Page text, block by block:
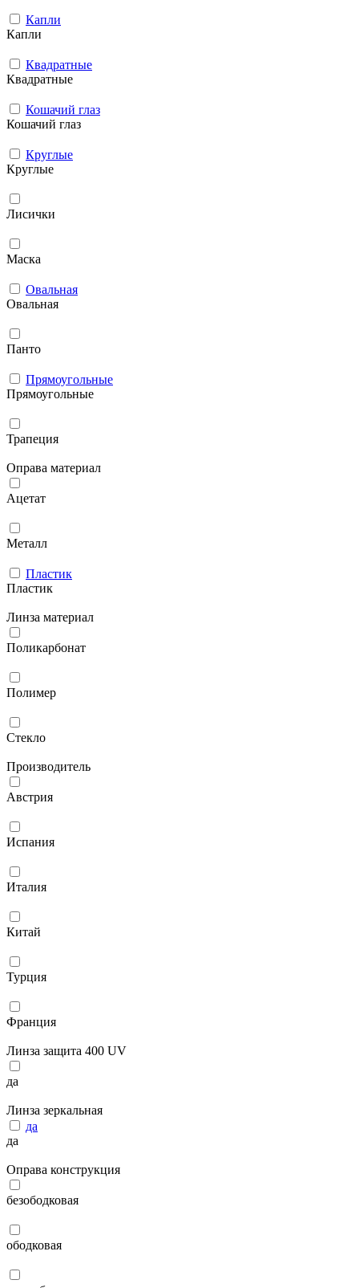
Капли
Капли
Квадратные
Квадратные
Кошачий глаз
Кошачий глаз
Круглые
Круглые
Лисички
Маска
Овальная
Овальная
Панто
Прямоугольные
Прямоугольные
Трапеция
Оправа материал
Ацетат
Металл
Пластик
Пластик
Линза материал
Поликарбонат
Полимер
Стекло
Производитель
Австрия
Испания
Италия
Китай
Турция
Франция
Линза защита 400 UV
да
Линза зеркальная
да
да
Оправа конструкция
безободковая
ободковая